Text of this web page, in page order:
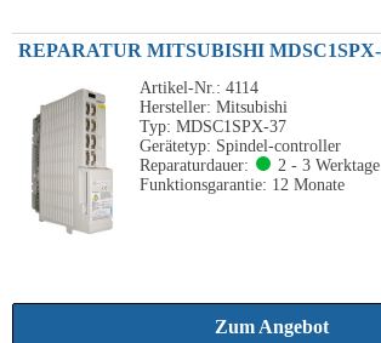
Artikel-Nr.: 4114
Hersteller: Mitsubishi
Typ: MDSC1SPX-37
Gerätetyp: Spindel-controller
Reparaturdauer:
2 - 3 Werktage
Funktionsgarantie: 12 Monate
Zum Angebot